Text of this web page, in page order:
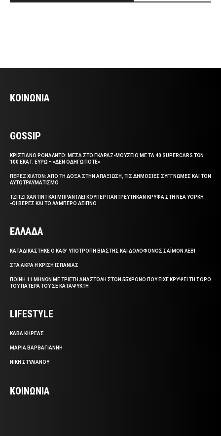
ΚΟΙΝΩΝΙΑ
GOSSIP
ΚΡΙΣΤΙΑΝΟ ΡΟΝΑΛΝΤΟ: ΜΕΣΑ ΣΤΟ ΓΚΑΡΑΖ-ΜΟΥΣΕΙΟ ΜΕ ΤΑ 40 SUPERCARS ΤΩΝ
100 ΕΚΑΤ. ΕΥΡΩ – «ΔΕΝ ΟΔΗΓΩ ΠΟΤΕ»
ΠΕΡΕΖ ΧΙΛΤΟΝ: ΑΠΟ ΤΗ ΔΟΞΑ ΣΤΗΝ ΑΠΑΞΙΩΣΗ, ΤΙΣ ΔΗΜΟΣΙΕΣ ΣΥΓΓΝΩΜΕΣ ΚΑΙ ΤΟΝ
ΑΥΤΟΤΡΑΥΜΑΤΙΣΜΟ
ΤΖΙΤΖΙ ΧΑΝΤΙΝΤ ΚΑΙ ΜΠΡΑΝΤΛΕΪ ΚΟΥΠΕΡ ΠΑΝΤΡΕΥΤΗΚΑΝ ΚΡΥΦΑ ΣΤΗ ΝΕΑ ΥΟΡΚΗ
-ΟΙ ΒΕΡΕΣ ΚΑΙ ΤΟ ΛΑΜΠΕΡΟ ΔΕΙΠΝΟ
ΕΛΛΑΔΑ
ΚΑΤΑΔΙΚΑΣΤΗΚΕ Ο ΚΑΘ’ ΥΠΟΤΡΟΠΗ ΒΙΑΣΤΗΣ ΚΑΙ ΔΟΛΟΦΟΝΟΣ ΣΑΪΜΟΝ ΛΕΒΙ
ΣΤΑ ΑΚΡΑ Η ΚΡΙΣΗ ΙΣΠΑΝΙΑΣ
ΠΟΙΝΗ 11 ΜΗΝΩΝ ΜΕ ΤΡΙΕΤΗ ΑΝΑΣΤΟΛΗ ΣΤΟΝ 55ΧΡΟΝΟ ΠΟΥ ΕΙΧΕ ΚΡΥΨΕΙ ΤΗ ΣΟΡΟ
ΤΟΥ ΠΑΤΕΡΑ ΤΟΥ ΣΕ ΚΑΤΑΨΥΚΤΗ
LIFESTYLE
ΚΑΒΑ ΚΗΡΕΑΣ
ΜΑΡΙΑ ΒΑΡΒΑΓΙΑΝΝΗ
ΝΙΚΗ ΣΤΥΛΙΑΝΟΥ
ΚΟΙΝΩΝΙΑ